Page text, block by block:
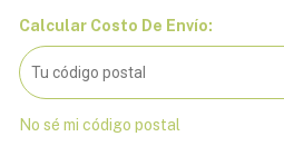
Calcular Costo De Envío:
No sé mi código postal